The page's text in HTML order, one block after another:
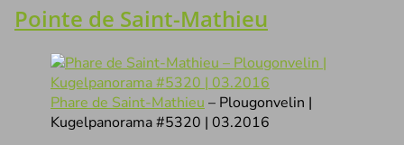
Pointe de Saint-Mathieu
Phare de Saint-Mathieu – Plougonvelin |
Kugelpanorama #5320 | 03.2016